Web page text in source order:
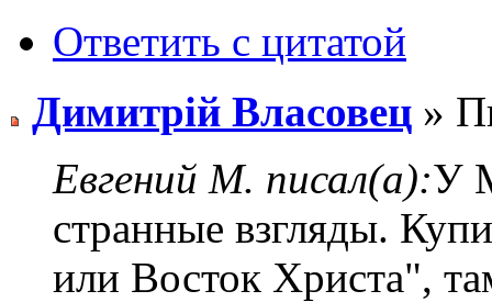
Ответить с цитатой
Димитрiй Власовец »
Евгений М. писал(а):У
странные взгляды.
или Восток Христа",